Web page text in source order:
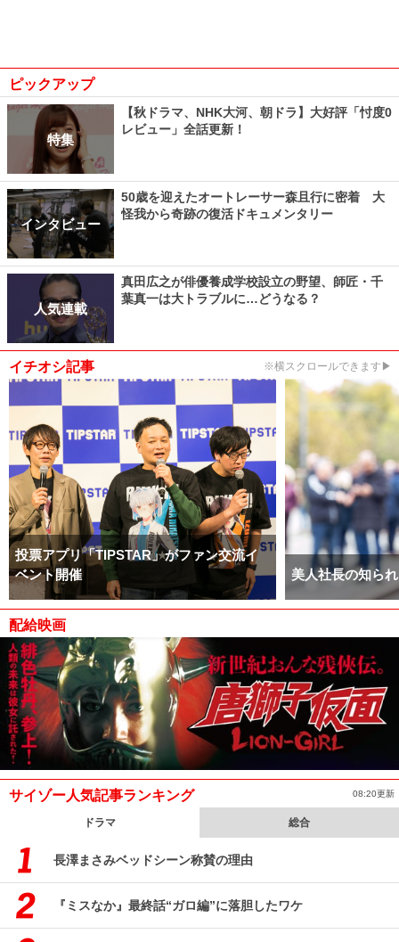
ピックアップ
特集
【秋ドラマ、NHK大河、朝ドラ】大好評「忖度0
レビュー」全話更新！
インタビュー
50歳を迎えたオートレーサー森且行に密着 大
怪我から奇跡の復活ドキュメンタリー
人気連載
真田広之が俳優養成学校設立の野望、師匠・千
葉真一は大トラブルに…どうなる？
イチオシ記事 ※横スクロールできます▶
投票アプリ「TIPSTAR」がファン交流イ
ベント開催
美人社長の知ら
配給映画
サイゾー人気記事ランキング 08:20更新
ドラマ 総合
長澤まさみベッドシーン称賛の理由
『ミスなか』最終話“ガロ編”に落胆したワケ